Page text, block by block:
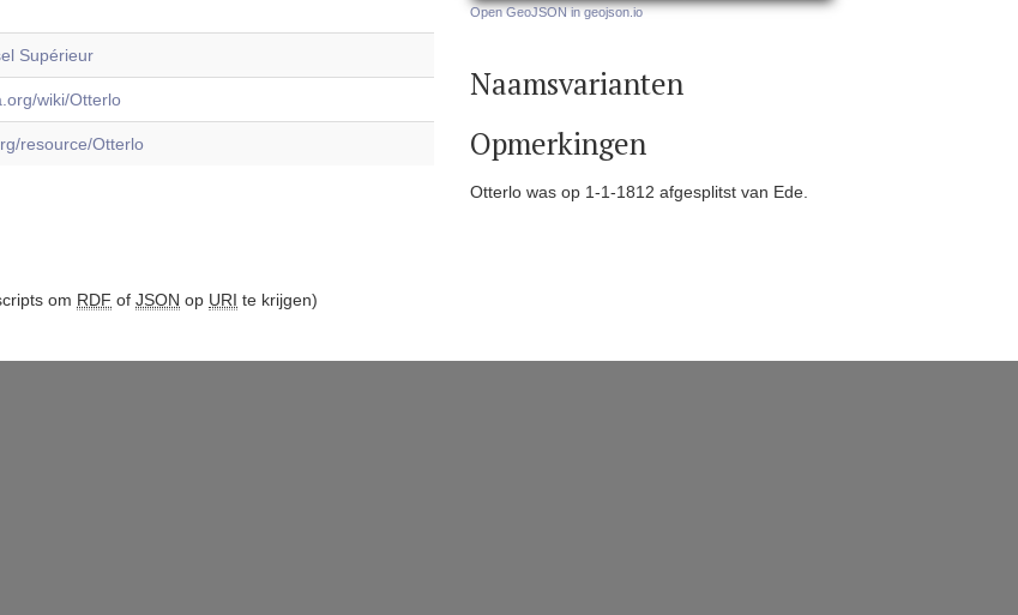
Supérieur
wiki/Otterlo
resource/Otterlo
Open GeoJSON in geojson.io
Naamsvarianten
Opmerkingen
Otterlo was op 1-1-1812 afgesplitst van Ede.
om RDF of JSON op URI te krijgen)